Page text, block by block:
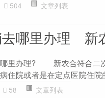
504 文章列表
哪里办理 新
里办理? 新农合符合二次
院或者是在定点医院住院
58 文章列表